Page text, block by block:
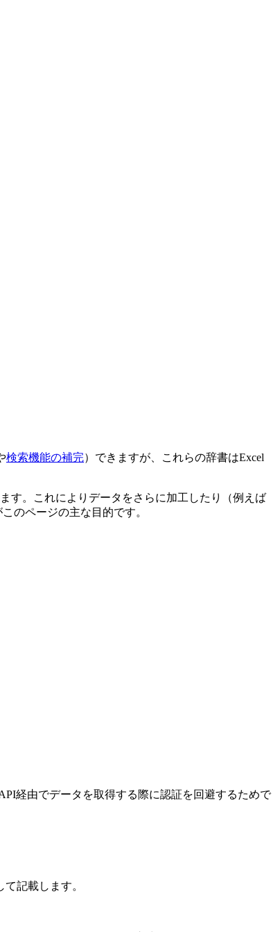
検索機能の補完）できますが、これらの辞書はExcel
す。これによりデータをさらに加工したり（例えば
のページの主な目的です。
経由でデータを取得する際に認証を回避するためで
記載します。